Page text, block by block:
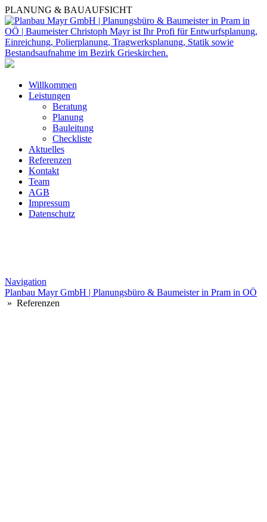
PLANUNG & BAUAUFSICHT
Willkommen
Leistungen
Beratung
Planung
Bauleitung
Checkliste
Aktuelles
Referenzen
Kontakt
Team
AGB
Impressum
Datenschutz
Navigation
Planbau Mayr GmbH | Planungsbüro & Baumeister in Pram in OÖ
» Referenzen